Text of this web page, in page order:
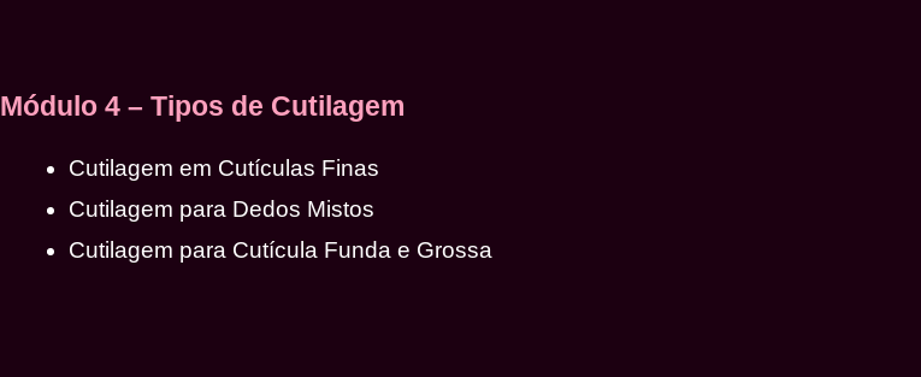
Módulo 4 – Tipos de Cutilagem
Cutilagem em Cutículas Finas
Cutilagem para Dedos Mistos
Cutilagem para Cutícula Funda e Grossa